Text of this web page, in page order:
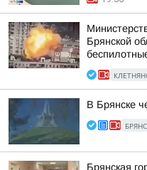
Брянской
В Брянске
Брянская